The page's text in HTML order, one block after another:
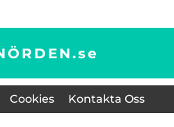
se
Cookies Kontakta Oss